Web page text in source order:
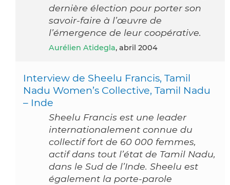
dernière élection pour porter son
savoir-faire à l’œuvre de
l’émergence de leur coopérative.
Aurélien Atidegla, abril 2004
Interview de Sheelu Francis, Tamil
Nadu Women’s Collective, Tamil Nadu
– Inde
Sheelu Francis est une leader
internationalement connue du
collectif fort de 60 000 femmes,
actif dans tout l’état de Tamil Nadu,
dans le Sud de l’Inde. Sheelu est
également la porte-parole